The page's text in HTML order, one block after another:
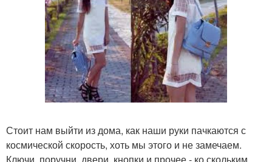
Стоит нам выйти из дома, как наши руки пачкаются с
космической скорость, хоть мы этого и не замечаем.